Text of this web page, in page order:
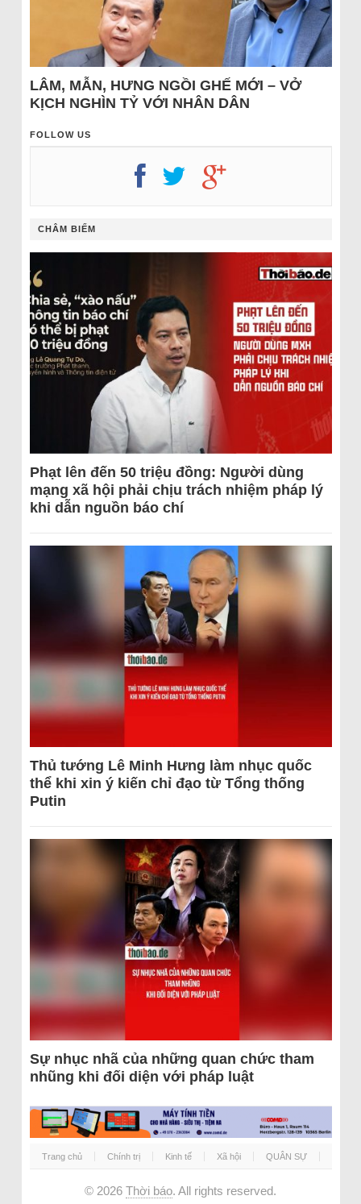
LÂM, MẪN, HƯNG NGỒI GHẾ MỚI – VỞ
KỊCH NGHÌN TỶ VỚI NHÂN DÂN
FOLLOW US
CHÂM BIẾM
Phạt lên đến 50 triệu đồng: Người dùng
mạng xã hội phải chịu trách nhiệm pháp lý
khi dẫn nguồn báo chí
Thủ tướng Lê Minh Hưng làm nhục quốc
thể khi xin ý kiến chỉ đạo từ Tổng thống
Putin
Sự nhục nhã của những quan chức tham
nhũng khi đối diện với pháp luật
Trang chủ Chính trị Kinh tế Xã hội QUÂN SỰ
© 2026 Thời báo. All rights reserved.